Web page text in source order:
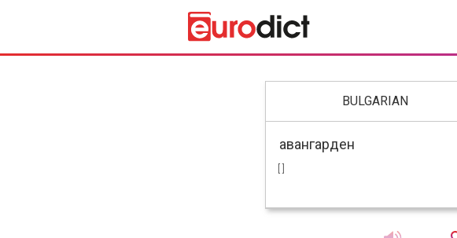
BULGARIAN